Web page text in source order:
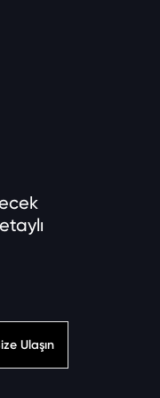
Ulaşın